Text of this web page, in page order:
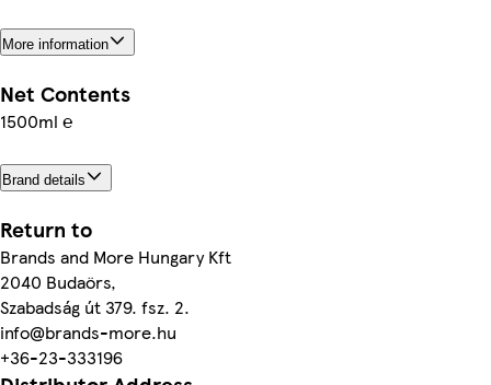
More information
Net Contents
1500ml ℮
Brand details
Return to
Brands and More Hungary Kft
2040 Budaörs,
Szabadság út 379. fsz. 2.
info@brands-more.hu
+36-23-333196